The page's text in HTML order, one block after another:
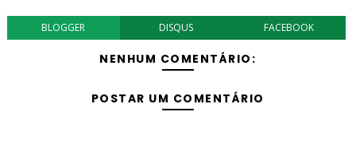
BLOGGER DISQUS FACEBOOK
NENHUM COMENTÁRIO:
POSTAR UM COMENTÁRIO